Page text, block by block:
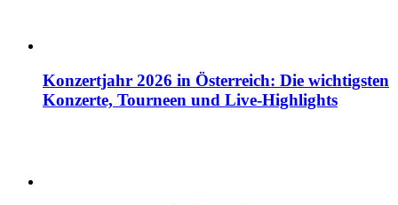
Konzertjahr 2026 in Österreich: Die wichtigsten
Konzerte, Tourneen und Live-Highlights